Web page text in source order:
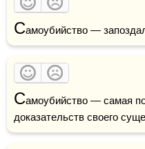
Самоубийство —
Самоубийство — самая
доказательств своего